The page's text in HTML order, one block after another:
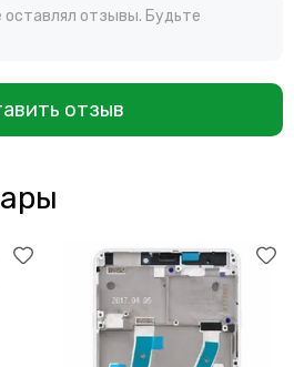
оставлял отзывы. Будьте
отзыв